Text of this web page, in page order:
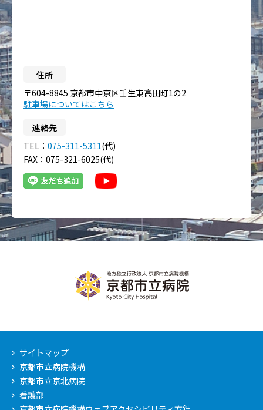
住所
〒604-8845 京都市中京区壬生東高田町1の2
駐車場についてはこちら
連絡先
TEL： 075-311-5311(代)
FAX：075-321-6025(代)
サイトマップ
京都市立病院機構
京都市立京北病院
看護部